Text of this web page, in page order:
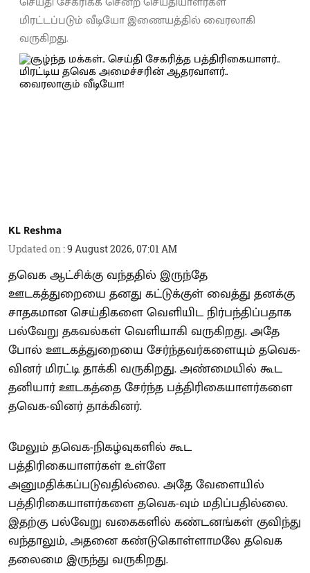
மிரட்டப்படும் வீடியோ இணையத்தில் வைரலாகி
வருகிறது.
KL Reshma
Updated on :9 August 2026, 07:01 AM
தவெக ஆட்சிக்கு வந்ததில் இருந்தே
ஊடகத்துறையை தனது கட்டுக்குள் வைத்து தனக்கு
சாதகமான செய்திகளை வெளியிட நிர்பந்திப்பதாக
பல்வேறு தகவல்கள் வெளியாகி வருகிறது. அதே
போல் ஊடகத்துறையை சேர்ந்தவர்களையும் தவெக-
வினர் மிரட்டி தாக்கி வருகிறது. அண்மையில் கூட
தனியார் ஊடகத்தை சேர்ந்த பத்திரிகையாளர்களை
தவெக-வினர் தாக்கினர்.
மேலும் தவெக-நிகழ்வுகளில் கூட
பத்திரிகையாளர்கள் உள்ளே
அனுமதிக்கப்படுவதில்லை. அதே வேளையில்
பத்திரிகையாளர்களை தவெக-வும் மதிப்பதில்லை.
இதற்கு பல்வேறு வகைகளில் கண்டனங்கள் குவிந்து
வந்தாலும், அதனை கண்டுகொள்ளாமலே தவெக
தலைமை இருந்து வருகிறது.